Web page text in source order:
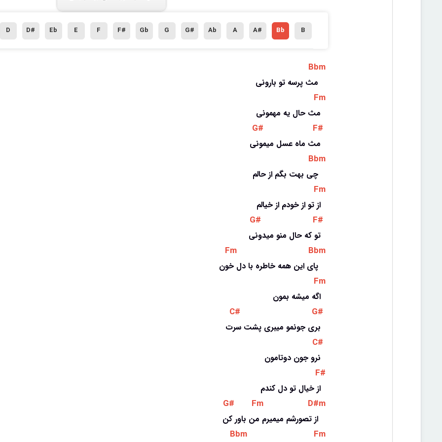
B
Bb
A#
A
Ab
G#
G
Gb
F#
F
E
Eb
D#
D
Bbm
Fm
مث حال یه مهمونی
G# F#
مث ماه عسل میمونی
Bbm
چی بهت بگم از حالم
Fm
از تو از خودم از خیالم
G# F#
تو که حال منو میدونی
Fm Bbm
پای این همه خاطره با دل خون
Fm
اگه میشه بمون
C# G#
بری جونمو میبری پشت سرت
C#
نرو جون دوتامون
F#
از خیال تو دل کندم
G# Fm D#m
از تصورشم میمیرم من باور کن
Bbm Fm